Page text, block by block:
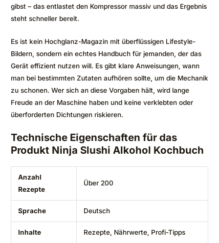
gibst – das entlastet den Kompressor massiv und das Ergebnis
steht schneller bereit.
Es ist kein Hochglanz-Magazin mit überflüssigen Lifestyle-
Bildern, sondern ein echtes Handbuch für jemanden, der das
Gerät effizient nutzen will. Es gibt klare Anweisungen, wann
man bei bestimmten Zutaten aufhören sollte, um die Mechanik
zu schonen. Wer sich an diese Vorgaben hält, wird lange
Freude an der Maschine haben und keine verklebten oder
überforderten Dichtungen riskieren.
Technische Eigenschaften für das
Produkt Ninja Slushi Alkohol Kochbuch
Anzahl
Rezepte
Über 200
Sprache Deutsch
Inhalte Rezepte, Nährwerte, Profi-Tipps